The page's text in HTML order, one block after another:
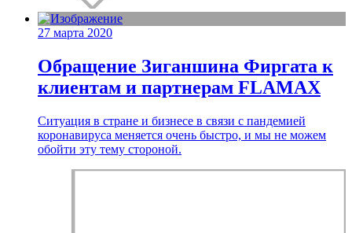
27 марта 2020
Обращение Зиганшина Фиргата к
клиентам и партнерам FLAMAX
Ситуация в стране и бизнесе в связи с пандемией
коронавируса меняется очень быстро, и мы не можем
обойти эту тему стороной.